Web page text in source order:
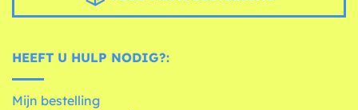
HEEFT U HULP NODIG?:
Mijn bestelling